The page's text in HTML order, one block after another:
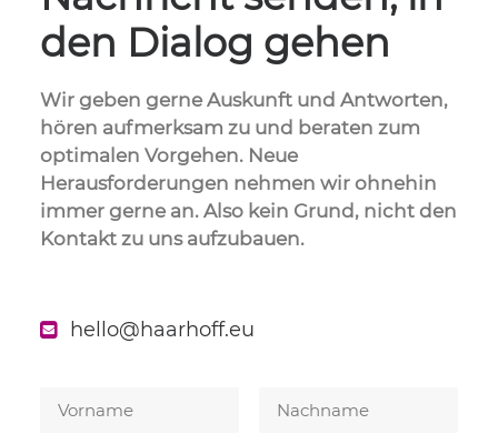
den Dialog gehen
Wir geben gerne Auskunft und Antworten,
hören aufmerksam zu und beraten zum
optimalen Vorgehen. Neue
Herausforderungen nehmen wir ohnehin
immer gerne an. Also kein Grund, nicht den
Kontakt zu uns aufzubauen.
hello@haarhoff.eu